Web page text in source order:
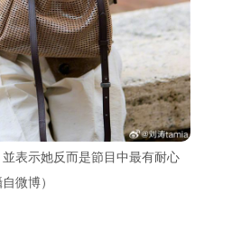
表示她反而是節目中最有耐心
微博）